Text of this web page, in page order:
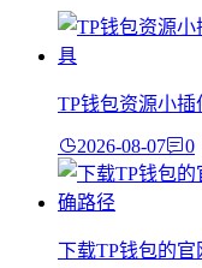
TP钱包资源小
2026-08-07 0
下载TP钱包的